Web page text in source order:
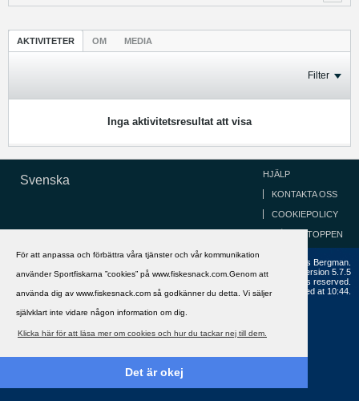
För att anpassa och förbättra våra tjänster och vår kommunikation
använder Sportfiskarna ”cookies” på www.fiskesnack.com.Genom att
använda dig av www.fiskesnack.com så godkänner du detta. Vi säljer
självklart inte vidare någon information om dig.
Klicka här för att läsa mer om cookies och hur du tackar nej till dem.
Det är okej
AKTIVITETER OM MEDIA
Filter
Inga aktivitetsresultat att visa
Svenska HJÄLP
KONTAKTA OSS
COOKIEPOLICY
GÅ TILL TOPPEN
Copyright ©2002 - 2021, FiskeSnack.com. Grundad 2002 av Anders Bergman.
Powered byvBulletin®
Version 5.7.5
Copyright © 2026 MH Sub I, LLC dba vBulletin. All rights reserved.
All times are GMT+1. This page was generated at 10:44.